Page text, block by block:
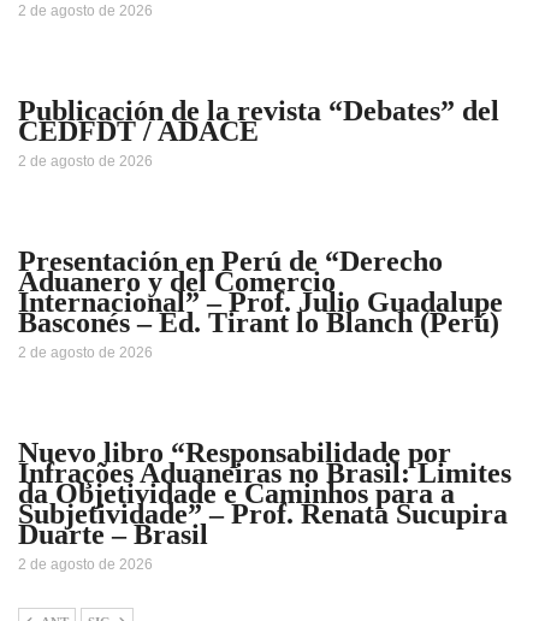
2 de agosto de 2026
Publicación de la revista “Debates” del
CEDFDT / ADACE
2 de agosto de 2026
Presentación en Perú de “Derecho
Aduanero y del Comercio
Internacional” – Prof. Julio Guadalupe
Basconés – Ed. Tirant lo Blanch (Perú)
2 de agosto de 2026
Nuevo libro “Responsabilidade por
Infrações Aduaneiras no Brasil: Limites
da Objetividade e Caminhos para a
Subjetividade” – Prof. Renata Sucupira
Duarte – Brasil
2 de agosto de 2026